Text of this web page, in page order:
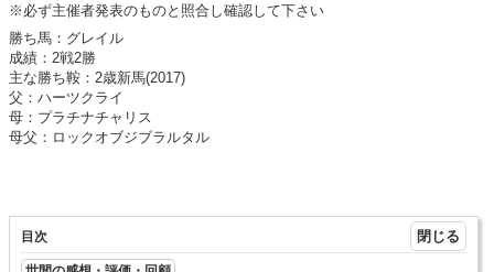
※必ず主催者発表のものと照合し確認して下さい
勝ち馬：グレイル
成績：2戦2勝
主な勝ち鞍：2歳新馬(2017)
父：ハーツクライ
母：プラチナチャリス
母父：ロックオブジブラルタル
目次